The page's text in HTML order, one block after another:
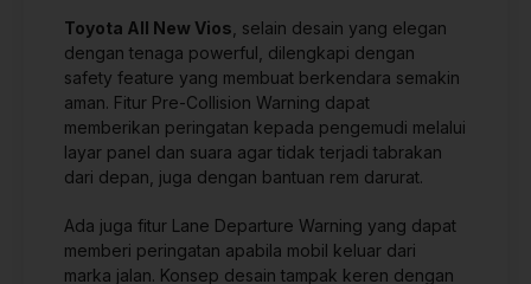
Toyota All New Vios , selain desain yang elegan
dengan tenaga powerful, dilengkapi dengan
safety feature yang membuat berkendara semakin
aman. Fitur Pre-Collision Warning dapat
memberikan peringatan kepada pengemudi melalui
layar panel dan suara agar tidak terjadi tabrakan
dari depan, juga dengan bantuan rem darurat.
Ada juga fitur Lane Departure Warning yang dapat
memberi peringatan apabila mobil keluar dari
marka jalan. Konsep desain tampak keren dengan